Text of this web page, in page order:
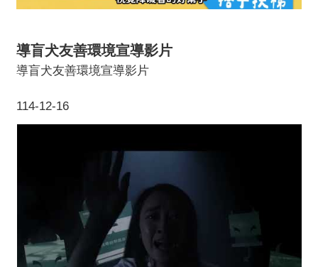
導盲犬友善環境宣導影片
114-12-16
導盲犬友善環境宣導影片